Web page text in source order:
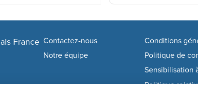
France company information
Contactez-nous
Notre équipe
Conditions
Politique de
Sensibilisation
Politique